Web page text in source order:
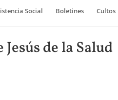
Social Boletines Cultos
de la Salud